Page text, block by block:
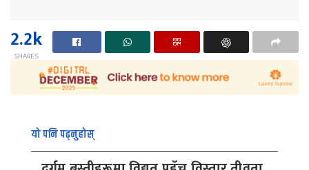
2.2k
SHARES
यो पनि पढ्नुहोस्